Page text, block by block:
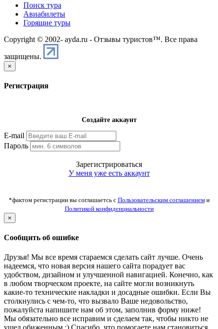
Поиск тура
Авиабилеты
Горящие туры
Copyright © 2002- ayda.ru - Отзывы туристов™. Все права
защищены.
×
Регистрация
Создайте аккаунт
E-mail
Пароль
Зарегистрироваться
У меня уже есть аккаунт
*фактом регистрации вы соглашаетсь с Пользовательским соглашениеми
Политикой конфиденциальности
×
Сообщить об ошибке
Друзья! Мы все время стараемся сделать сайт лучше. Очень
надеемся, что новая версия нашего сайта порадует вас
удобством, дизайном и улучшенной навигацией. Конечно, как
в любом творческом проекте, на сайте могли возникнуть
какие-то технические накладки и досадные ошибки. Если Вы
столкнулись с чем-то, что вызвало Ваше недовольство,
пожалуйста напишите нам об этом, заполнив форму ниже!
Мы обязательно все исправим и сделаем так, чтобы никто не
ушел обиженным :) Спасибо, что помогаете нам становиться